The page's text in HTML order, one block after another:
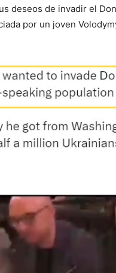
deseos de invadir el
por un joven